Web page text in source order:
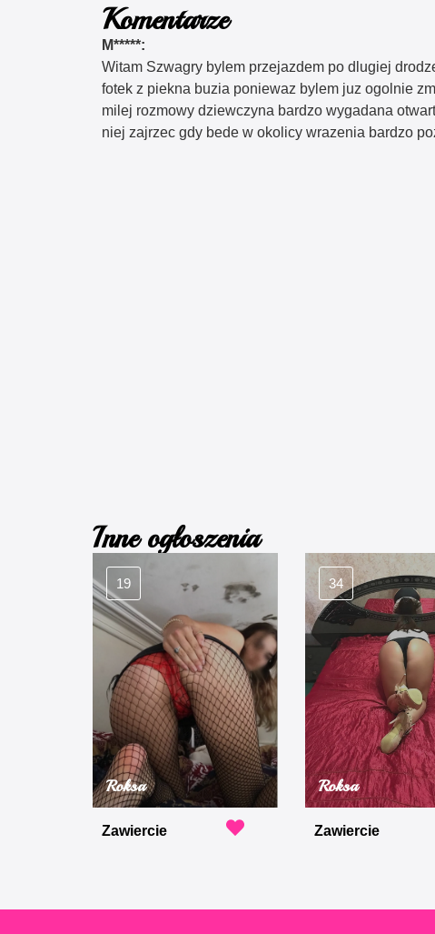
Komentarze
M*****:
Witam Szwagry bylem przejazdem po dlugiej
fotek z piekna buzia poniewaz bylem juz ogolnie
milej rozmowy dziewczyna bardzo wygadana
niej zajrzec gdy bede w okolicy wrazenia bardzo
Inne ogłoszenia
19
Roksa
Zawiercie
34
Roksa
Zawiercie